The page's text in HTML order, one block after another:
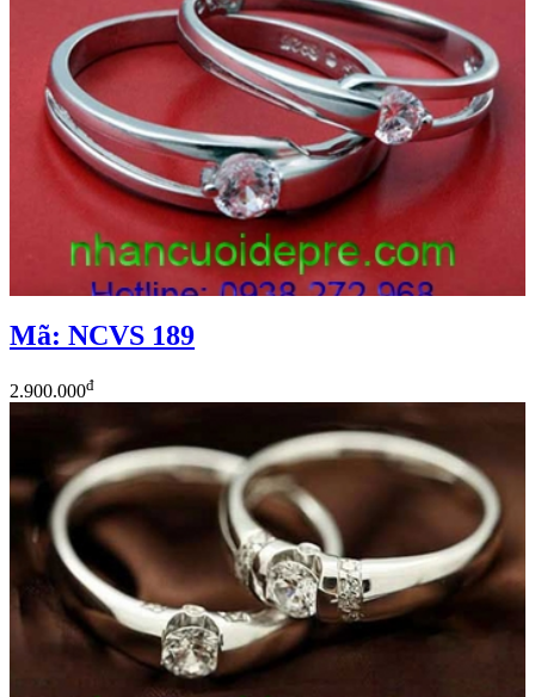
Mã: NCVS 189
2.900.000đ